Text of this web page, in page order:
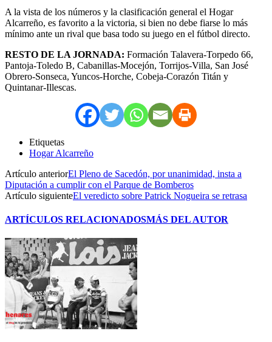
A la vista de los números y la clasificación general el Hogar
Alcarreño, es favorito a la victoria, si bien no debe fiarse lo más
mínimo ante un rival que basa todo su juego en el fútbol directo.
RESTO DE LA JORNADA: Formación Talavera-Torpedo 66,
Pantoja-Toledo B, Cabanillas-Mocejón, Torrijos-Villa, San José
Obrero-Sonseca, Yuncos-Horche, Cobeja-Corazón Titán y
Quintanar-Illescas.
Etiquetas
Hogar Alcarreño
Artículo anteriorEl Pleno de Sacedón, por unanimidad, insta a
Diputación a cumplir con el Parque de Bomberos
Artículo siguienteEl veredicto sobre Patrick Nogueira se retrasa
ARTÍCULOS RELACIONADOSMÁS DEL AUTOR